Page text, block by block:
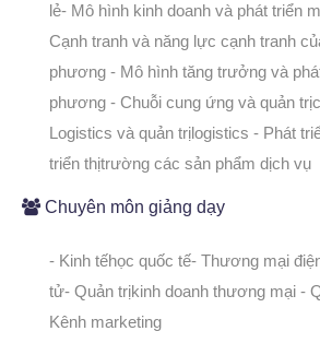
lẻ- Mô hình kinh doanh và phát triển
Cạnh tranh và năng lực cạnh tranh
phương - Mô hình tăng trưởng và
phương - Chuỗi cung ứng và quản
Logistics và quản trịlogistics - Phát
triển thịtrường các sản phẩm dịch vụ
Chuyên môn giảng dạy
- Kinh tếhọc quốc tế- Thương mại
tử- Quản trịkinh doanh thương mại -
Kênh marketing